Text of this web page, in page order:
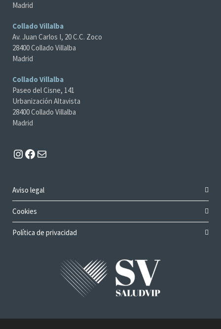
Madrid
Collado Villalba
Av. Juan Carlos I, 20 C.C. Zoco
28400 Collado Villalba
Madrid
Collado Villalba
Paseo del Cisne, 141
Urbanización Altavista
28400 Collado Villalba
Madrid
Instagram
Facebook
Aviso legal
Cookies
Política de privacidad